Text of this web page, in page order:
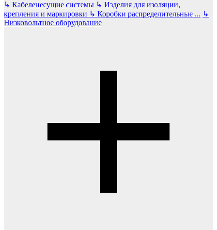
↳ Кабеленесущие системы ↳ Изделия для изоляции,
крепления и маркировки ↳ Коробки распределительные ... ↳
Низковольтное оборудование